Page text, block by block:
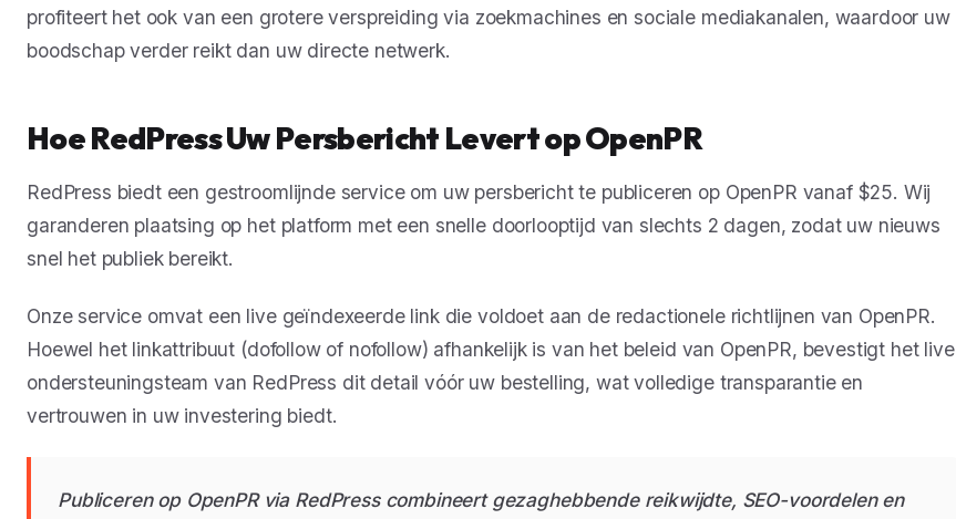
profiteert het ook van een grotere verspreiding via zoekmachines en sociale mediakanalen, waardoor uw
boodschap verder reikt dan uw directe netwerk.
Hoe RedPress Uw Persbericht Levert op OpenPR
RedPress biedt een gestroomlijnde service om uw persbericht te publiceren op OpenPR vanaf $25. Wij
garanderen plaatsing op het platform met een snelle doorlooptijd van slechts 2 dagen, zodat uw nieuws
snel het publiek bereikt.
Onze service omvat een live geïndexeerde link die voldoet aan de redactionele richtlijnen van OpenPR.
Hoewel het linkattribuut (dofollow of nofollow) afhankelijk is van het beleid van OpenPR, bevestigt het live
ondersteuningsteam van RedPress dit detail vóór uw bestelling, wat volledige transparantie en
vertrouwen in uw investering biedt.
Publiceren op OpenPR via RedPress combineert gezaghebbende reikwijdte, SEO-voordelen en